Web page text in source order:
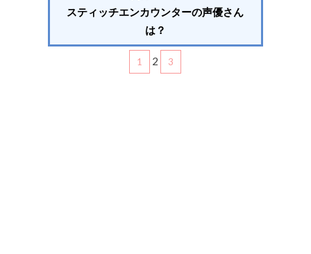
スティッチエンカウンターの声優さん
は？
1 2 3